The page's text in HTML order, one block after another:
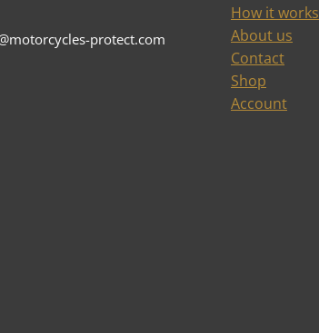
protect.com
How it works
About us
Contact
Shop
Account